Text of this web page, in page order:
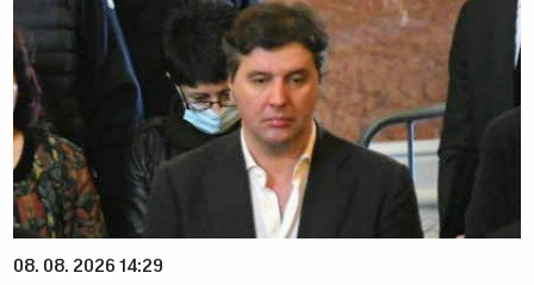
08. 08. 2026 14:29